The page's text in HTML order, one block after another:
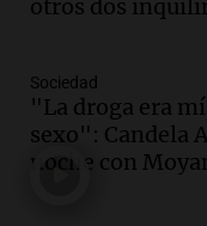
Audio.La
en un
Panorama
Episodios
Audio.
otros dos
Sociedad
"La droga era
sexo": Candela
noche con